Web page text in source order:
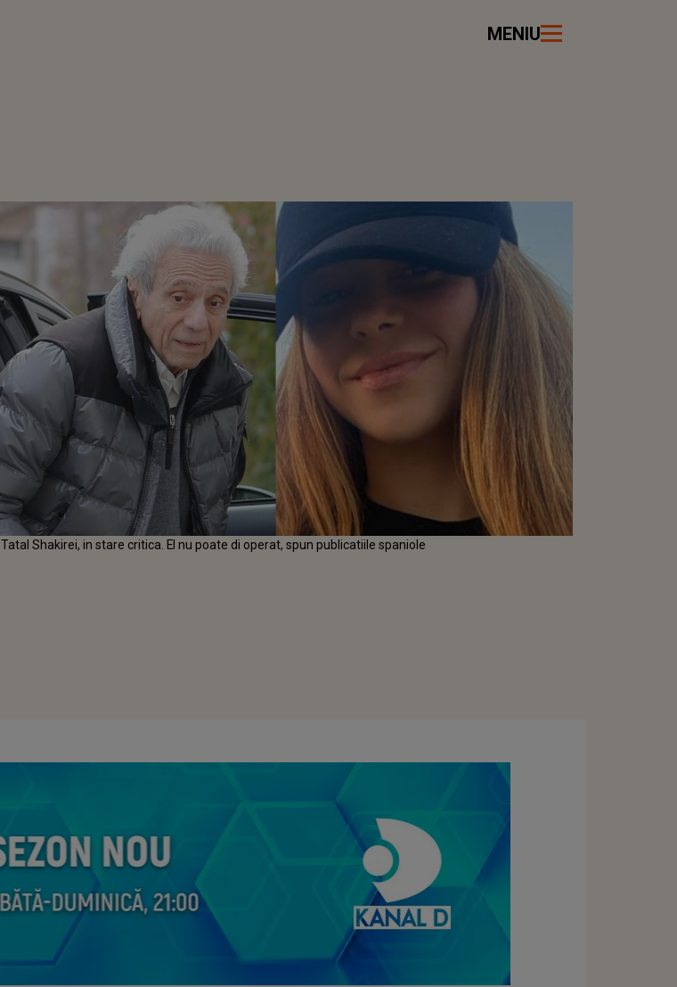
MENIU
Tatal Shakirei, in stare critica. El nu poate di operat, spun publicatiile spaniole